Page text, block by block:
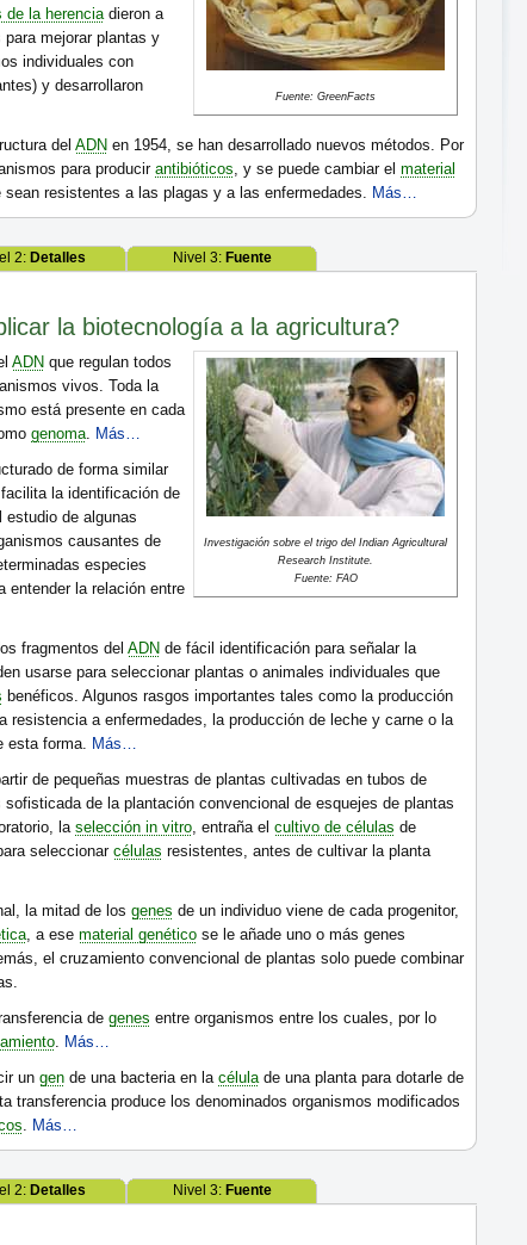
Fuente: GreenFacts
de la herenciadieron a
para mejorar plantas y
individuales con
y desarrollaron
del ADN en 1954, se han desarrollado nuevos métodos. Por
para producir antibióticos, y se puede cambiar el material
sean resistentes a las plagas y a las enfermedades. Más…
2: Detalles Nivel 3: Fuente
la biotecnología a la agricultura?
Investigación sobre el trigo del Indian Agricultural
Research Institute.
Fuente: FAO
ADN que regulan todos
vivos. Toda la
está presente en cada
genoma. Más…
de forma similar
la identificación de
de algunas
causantes de
especies
entender la relación entre
fragmentos del ADN de fácil identificación para señalar la
usarse para seleccionar plantas o animales individuales que
benéficos. Algunos rasgos importantes tales como la producción
resistencia a enfermedades, la producción de leche y carne o la
esta forma. Más…
de pequeñas muestras de plantas cultivadas en tubos de
de la plantación convencional de esquejes de plantas
la selección in vitro, entraña el cultivo de células de
seleccionar células resistentes, antes de cultivar la planta
la mitad de los genes de un individuo viene de cada progenitor,
, a ese material genético se le añade uno o más genes
el cruzamiento convencional de plantas solo puede combinar
de genes entre organismos entre los cuales, por lo
. Más…
un gen de una bacteria en la célulade una planta para dotarle de
transferencia produce los denominados organismos modificados
. Más…
2: Detalles Nivel 3: Fuente